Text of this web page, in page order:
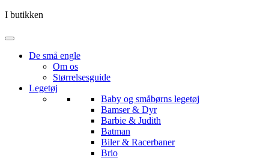
I butikken
De små engle
Om os
Størrelsesguide
Legetøj
Baby og småbørns legetøj
Bamser & Dyr
Barbie & Judith
Batman
Biler & Racerbaner
Brio